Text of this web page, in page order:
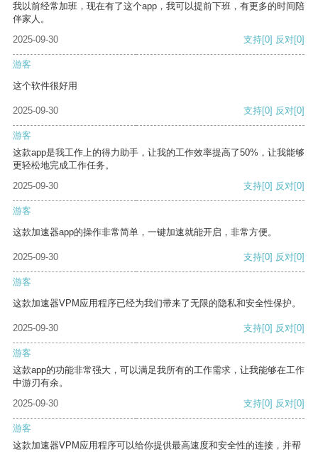
我以前经常加班，现在有了这个app，我可以提前下班，有更多的时间陪
伴家人。
2025-09-30
支持[0] 反对[0]
游客
这个软件很好用
2025-09-30 支持[0] 反对[0]
游客
这款app是我工作上的得力助手，让我的工作效率提高了50%，让我能够
更轻松地完成工作任务。
2025-09-30
支持[0] 反对[0]
游客
这款加速器app的操作非常简单，一键加速就能开启，非常方便。
2025-09-30 支持[0] 反对[0]
游客
这款加速器VPM应用程序已经为我们带来了无限的隐私和安全性保护。
2025-09-30 支持[0] 反对[0]
游客
这款app的功能非常强大，可以满足我所有的工作需求，让我能够在工作
中游刃有余。
2025-09-30
支持[0] 反对[0]
游客
这款加速器VPM应用程序可以给你提供最高速度和安全性的连接，并帮